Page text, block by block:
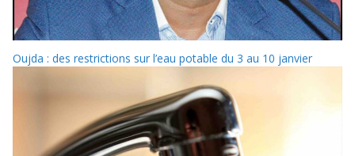
Oujda : des restrictions sur l’eau potable du 3 au 10 janvier